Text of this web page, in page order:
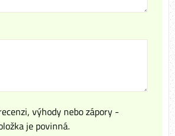
výhody nebo zápory -
je povinná.